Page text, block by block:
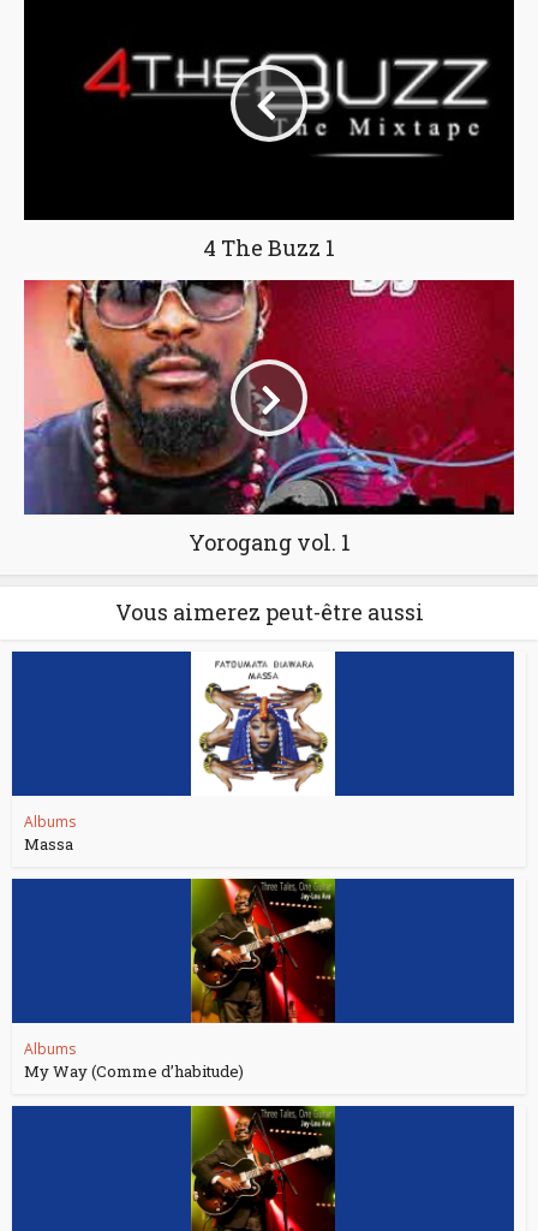
4 The Buzz 1
Yorogang vol. 1
Vous aimerez peut-être aussi
Albums
Massa
Albums
My Way (Comme d’habitude)